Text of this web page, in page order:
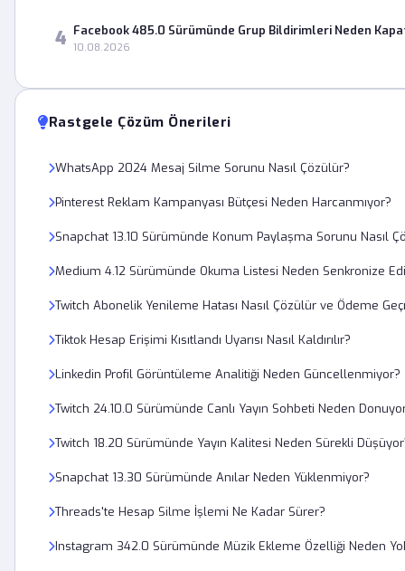
4 Facebook 485.0 Sürümünde Grup Bildirimleri Neden
10.08.2026
Rastgele Çözüm Önerileri
WhatsApp 2024 Mesaj Silme Sorunu Nasıl Çözülür?
Pinterest Reklam Kampanyası Bütçesi Neden Harcanmıyor?
Snapchat 13.10 Sürümünde Konum Paylaşma Sorunu Nasıl
Medium 4.12 Sürümünde Okuma Listesi Neden Senkronize
Twitch Abonelik Yenileme Hatası Nasıl Çözülür ve Ödeme
Tiktok Hesap Erişimi Kısıtlandı Uyarısı Nasıl Kaldırılır?
Linkedin Profil Görüntüleme Analitiği Neden Güncellenmiyor?
Twitch 24.10.0 Sürümünde Canlı Yayın Sohbeti Neden
Twitch 18.20 Sürümünde Yayın Kalitesi Neden Sürekli
Snapchat 13.30 Sürümünde Anılar Neden Yüklenmiyor?
Threads'te Hesap Silme İşlemi Ne Kadar Sürer?
Instagram 342.0 Sürümünde Müzik Ekleme Özelliği Neden